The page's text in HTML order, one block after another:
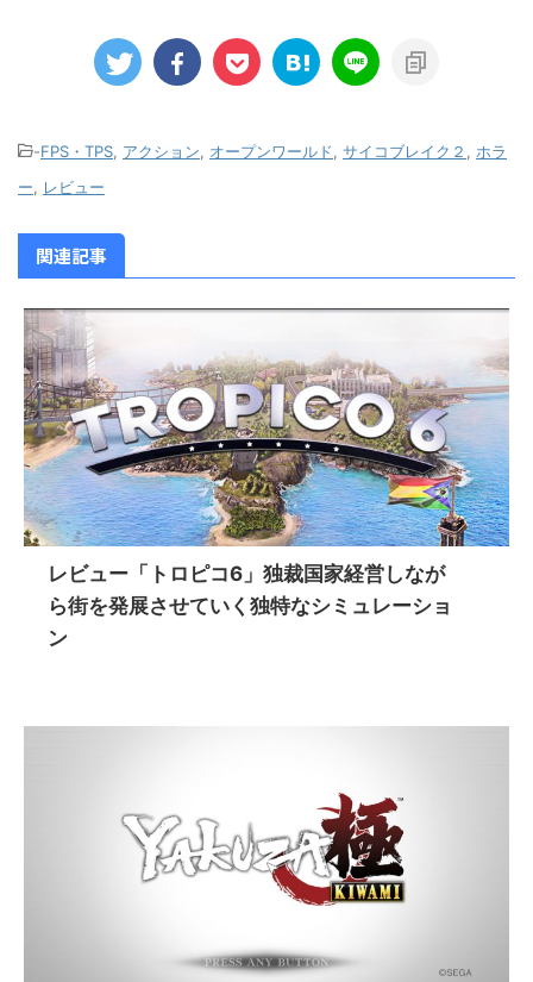
-FPS・TPS アクション オープンワールド サイコブレイク２
ホラ
ー
レビュー
関連記事
レビュー「トロピコ6」独裁国家経営しなが
ら街を発展させていく独特なシミュレーショ
ン